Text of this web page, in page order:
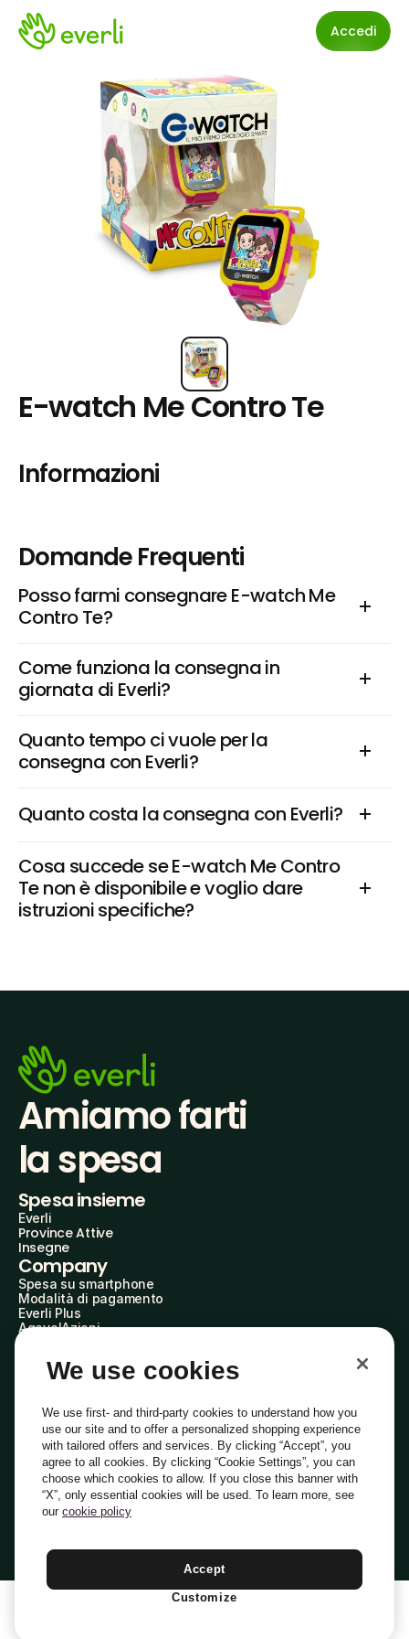
Accedi
E-watch Me Contro Te
Informazioni
Domande Frequenti
Posso farmi consegnare E-watch Me
Contro Te?
Come funziona la consegna in
giornata di Everli?
Quanto tempo ci vuole per la
consegna con Everli?
Quanto costa la consegna con Everli?
Cosa succede se E-watch Me Contro
Te non è disponibile e voglio dare
istruzioni specifiche?
Amiamo farti
la spesa
Spesa insieme
Everli
Province Attive
Insegne
Company
Spesa su smartphone
Modalità di pagamento
Everli Plus
AgevolAzioni
Everli Shoppers
Scopri chi siamo
Domande frequenti
Lavora con noi
Diventa Shopper
Investitori
PrivacyCookiePreferenze Cookie
Termini e Condizioni
Italiano
We use cookies
We use first- and third-party cookies to understand how you
use our site and to offer a personalized shopping experience
with tailored offers and services. By clicking “Accept”, you
agree to all cookies. By clicking “Cookie Settings”, you can
choose which cookies to allow. If you close this banner with
“X”, only essential cookies will be used. To learn more, see
our cookie policy
Accept
Customize